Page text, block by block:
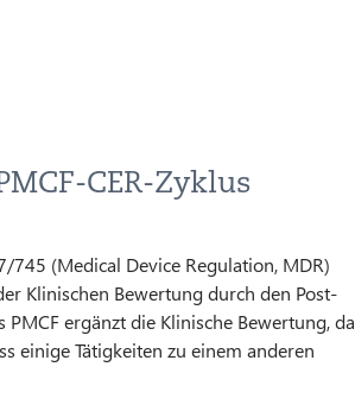
CER-Zyklus
(Medical Device Regulation, MDR)
Klinischen Bewertung durch den Post-
ergänzt die Klinische Bewertung, da
einige Tätigkeiten zu einem anderen